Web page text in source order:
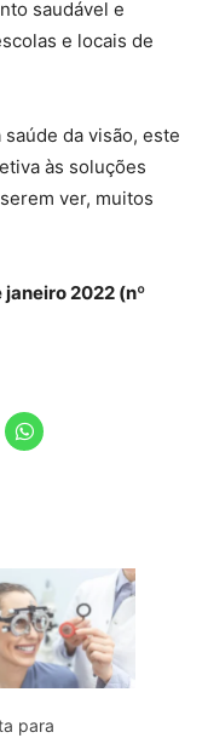
saudável e
e locais de
da visão, este
às soluções
ver, muitos
2022 (nº
para